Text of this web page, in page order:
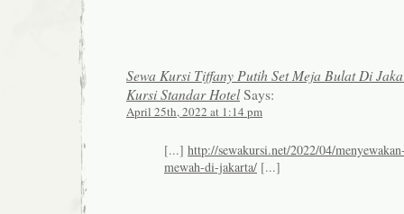
Sewa Kursi Tiffany Putih Set Meja Bulat Di
Kursi Standar HotelSays:
April 25th, 2022 at 1:14 pm
[...] http://sewakursi.net/2022/04/
mewah-di-jakarta/ [...]